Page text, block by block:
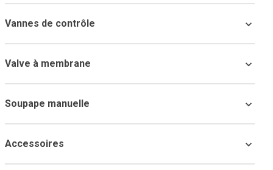
Vannes de contrôle
Valve à membrane
Soupape manuelle
Accessoires